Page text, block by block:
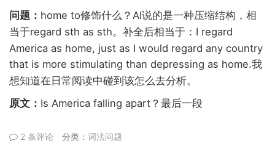
问题： home to修饰什么？ AI说的是一种压缩结构，相
当于regard sth as sth。补全后相当于： I regard
America as home, just as I would regard any country
that is more stimulating than depressing as home.我
想知道在日常阅读中碰到该怎么去分析。
原文： Is America falling apart ？最后一段
2 条评论 分类： 词法问题